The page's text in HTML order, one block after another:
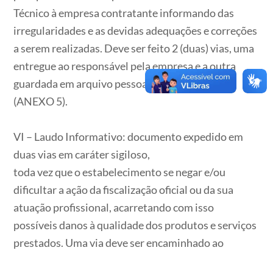
Técnico à empresa contratante informando das
irregularidades e as devidas adequações e correções
a serem realizadas. Deve ser feito 2 (duas) vias, uma
entregue ao responsável pela empresa e a outra
guardada em arquivo pessoal do profissional
(ANEXO 5).
VI – Laudo Informativo: documento expedido em
duas vias em caráter sigiloso,
toda vez que o estabelecimento se negar e/ou
dificultar a ação da fiscalização oficial ou da sua
atuação profissional, acarretando com isso
possíveis danos à qualidade dos produtos e serviços
prestados. Uma via deve ser encaminhado ao